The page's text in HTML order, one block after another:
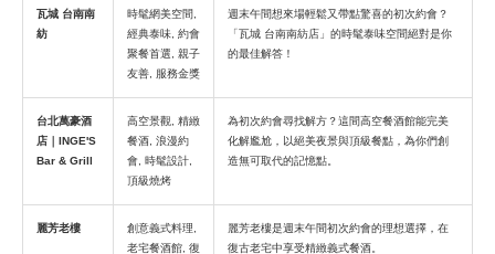
瓦城 台南南
紡
時髦網美空間,
經典泰味, 約會
聚餐首選, 親子
友善, 服務金獎
週末午間想來場輕鬆又帶點驚喜的初次約會？
「瓦城 台南南紡店」的時髦泰味空間絕對是你
的最佳解答！
台北萬豪酒
店｜INGE'S
Bar & Grill
高空景觀, 精緻
餐酒, 浪漫約
會, 時髦設計,
頂級燒烤
為初次約會尋找解方？這間高空餐酒館能完美
化解尷尬，以絕美夜景與頂級餐點，為你們創
造無可取代的記憶點。
麗芳老樓
創意義式料理,
老宅餐酒館, 復
麗芳老樓是週末午間初次約會的理想選擇，在
復古老宅中享受精緻義式餐酒。